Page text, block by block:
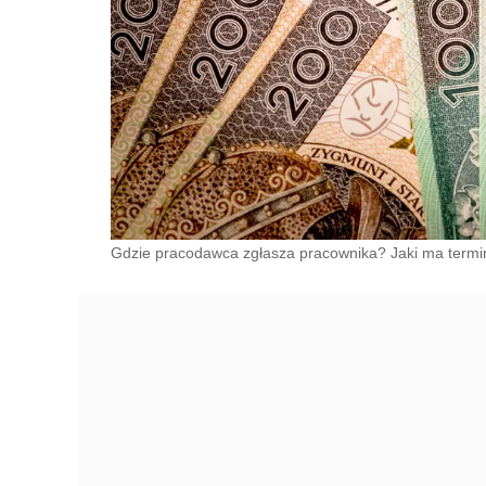
Gdzie pracodawca zgłasza pracownika? Jaki ma